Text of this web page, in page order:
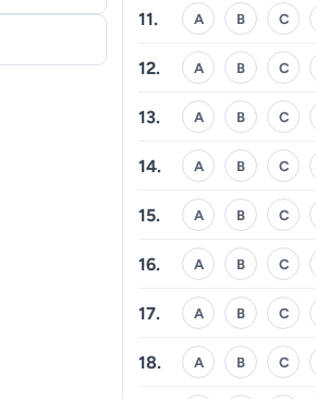
11. A B C
12. A B C
13. A B C
14. A B C
15. A B C
16. A B C
17. A B C
18. A B C